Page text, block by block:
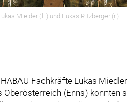
Mielder (li.) und Lukas Ritzberger (r.)
Fachkräfte Lukas
Oberösterreich (Enns) konnten